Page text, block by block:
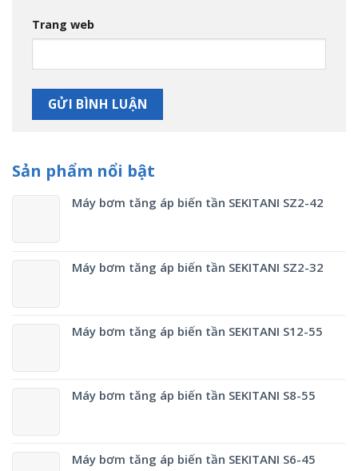
Trang web
Sản phẩm nổi bật
Máy bơm tăng áp biến tần SEKITANI SZ2-42
Máy bơm tăng áp biến tần SEKITANI SZ2-32
Máy bơm tăng áp biến tần SEKITANI S12-55
Máy bơm tăng áp biến tần SEKITANI S8-55
Máy bơm tăng áp biến tần SEKITANI S6-45